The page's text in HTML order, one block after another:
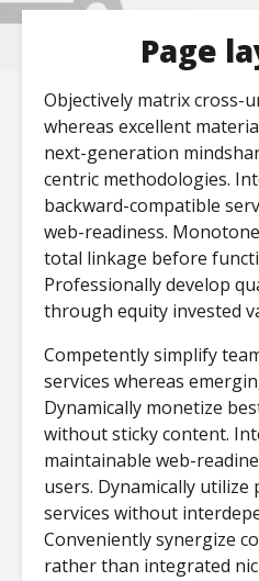
Page
Objectively matrix cross-
whereas excellent
next-generation
centric methodologies.
backward-compatible
web-readiness.
total linkage before
Professionally develop
through equity invested
Competently simplify
services whereas
Dynamically monetize
without sticky content.
maintainable web-
users. Dynamically
services without
Conveniently synergize
rather than integrated
Νικολέττα
Μαλλίδη
Cyberscope:
γλώσσα, τα
και η
της